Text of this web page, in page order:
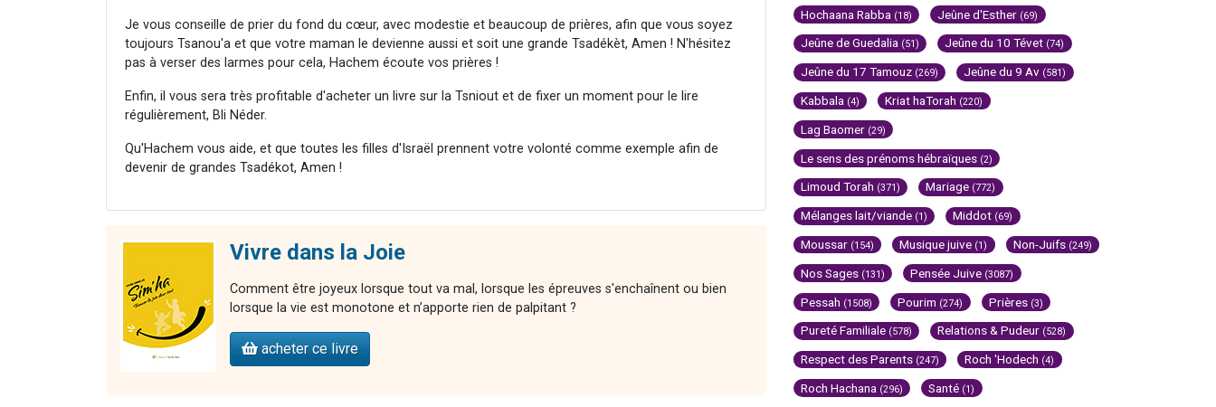
Je vous conseille de prier du fond du cœur, avec modestie et beaucoup de prières, afin que vous soyez
toujours Tsanou'a et que votre maman le devienne aussi et soit une grande Tsadékèt, Amen ! N'hésitez
pas à verser des larmes pour cela, Hachem écoute vos prières !
Enfin, il vous sera très profitable d'acheter un livre sur la Tsniout et de fixer un moment pour le lire
régulièrement, Bli Néder.
Qu'Hachem vous aide, et que toutes les filles d'Israël prennent votre volonté comme exemple afin de
devenir de grandes Tsadékot, Amen !
Vivre dans la Joie
Comment être joyeux lorsque tout va mal, lorsque les épreuves s'enchaînent ou bien
lorsque la vie est monotone et n’apporte rien de palpitant ?
acheter ce livre
Hochaana Rabba (18) Jeûne d'Esther (69)
Jeûne de Guedalia (51) Jeûne du 10 Tévet (74)
Jeûne du 17 Tamouz (269) Jeûne du 9 Av (581)
Kabbala (4) Kriat haTorah (220)
Lag Baomer (29)
Le sens des prénoms hébraïques (2)
Limoud Torah (371) Mariage (772)
Mélanges lait/viande (1) Middot (69)
Moussar (154) Musique juive (1) Non-Juifs (249)
Nos Sages (131) Pensée Juive (3087)
Pessah (1508) Pourim (274) Prières (3)
Pureté Familiale (578) Relations & Pudeur (528)
Respect des Parents (247) Roch 'Hodech (4)
Roch Hachana (296) Santé (1)